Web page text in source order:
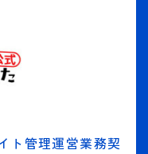
ト管理運営業務契